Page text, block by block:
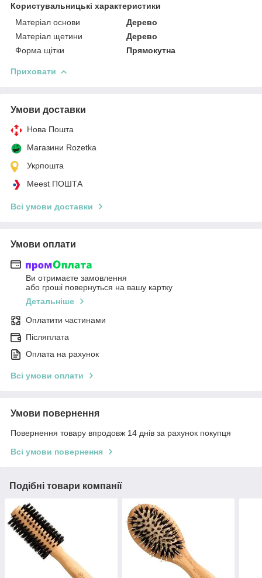
Користувальницькі характеристики
Матеріал основи
Дерево
Матеріал щетини
Дерево
Форма щітки
Прямокутна
Приховати
Умови доставки
Нова Пошта
Магазини Rozetka
Укрпошта
Meest ПОШТА
Всі умови доставки
Умови оплати
Ви отримаєте замовлення
або гроші повернуться на вашу картку
Детальніше
Оплатити частинами
Післяплата
Оплата на рахунок
Всі умови оплати
Умови повернення
Повернення товару впродовж 14 днів за рахунок покупця
Всі умови повернення
Подібні товари компанії